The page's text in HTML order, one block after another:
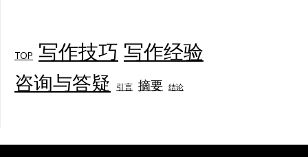
TOP 写作技巧 写作经验
咨询与答疑 引言 摘要 结论